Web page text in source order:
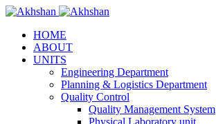
HOME
ABOUT
UNITS
Engineering Department
Planning & Logistics Department
Quality Control
Quality Management System
Physical Laboratory unit